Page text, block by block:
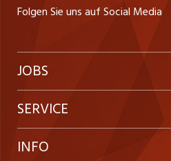
Folgen Sie uns auf Social Media
JOBS
Jobabo abonnieren
Neue Stellen
SERVICE
Kundenlogin
INFO